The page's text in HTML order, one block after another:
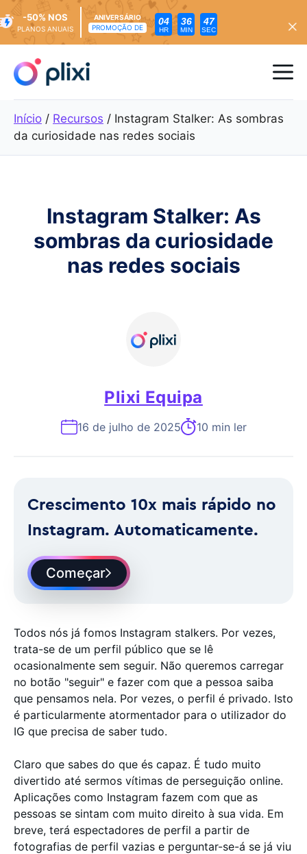
para
conteúdo
-50% NOS
PLANOS ANUAIS
ANIVERSÁRIO
PROMOÇÃO DE
04
HR
36
MIN
45
SEC
Início / Recursos / Instagram Stalker: As sombras
da curiosidade nas redes sociais
Instagram Stalker: As
sombras da curiosidade
nas redes sociais
Plixi Equipa
16 de julho de 2025 10 min ler
Crescimento 10x mais rápido no
Instagram. Automaticamente.
Começar
Todos nós já fomos Instagram stalkers. Por vezes,
trata-se de um perfil público que se lê
ocasionalmente sem seguir. Não queremos carregar
no botão "seguir" e fazer com que a pessoa saiba
que pensamos nela. Por vezes, o perfil é privado. Isto
é particularmente atormentador para o utilizador do
IG que precisa de saber tudo.
Claro que sabes do que és capaz. É tudo muito
divertido até sermos vítimas de perseguição online.
Aplicações como Instagram fazem com que as
pessoas se sintam com muito direito à sua vida. Em
breve, terá espectadores de perfil a partir de
fotografias de perfil vazias e perguntar-se-á se já viu